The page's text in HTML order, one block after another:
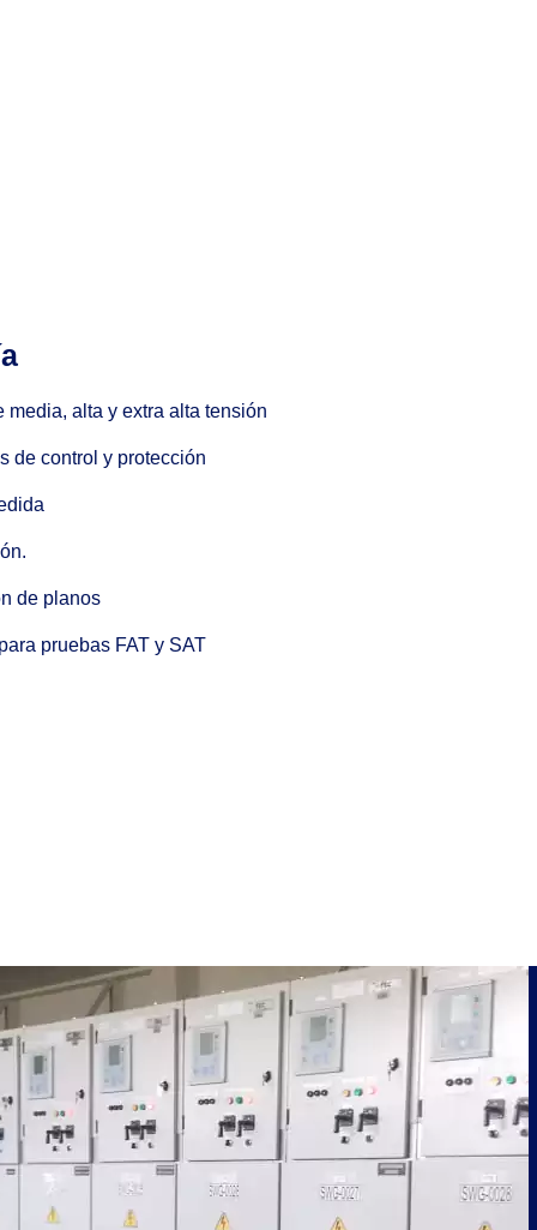
alta y extra alta tensión
de control y protección
de planos
pruebas FAT y SAT